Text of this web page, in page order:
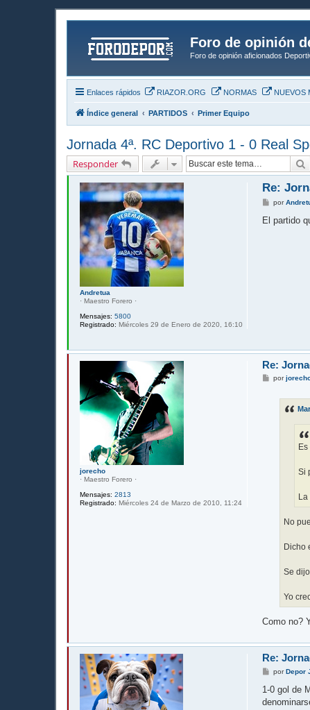
Foro de opinión
Foro de opinión aficionados
Enlaces rápidos RIAZOR.ORG NORMAS NUEVOS
Índice general PARTIDOS Primer Equipo
Jornada 4ª. RC Deportivo 1 - 0 Real
Responder
Andretua
· Maestro Forero ·
Mensajes: 5800
Registrado: Miércoles 29 de Enero de 2020, 16:10
Re:
M
n
s
por
El partido
jorecho
· Maestro Forero ·
Mensajes: 2813
Registrado: Miércoles 24 de Marzo de 2010, 11:24
Re:
Mpor
Si
La
No
Dicho
Se
Yo
Como no?
Re:
M
n
a
porDepor
1-0 gol de